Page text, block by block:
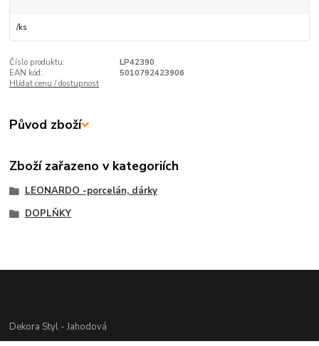
/ks
Číslo produktu:
LP42390
EAN kód:
5010792423906
Hlídat cenu / dostupnost
Původ zboží
Zboží zařazeno v kategoriích
LEONARDO -porcelán, dárky
DOPLŇKY
Dekora Styl - Jahodová